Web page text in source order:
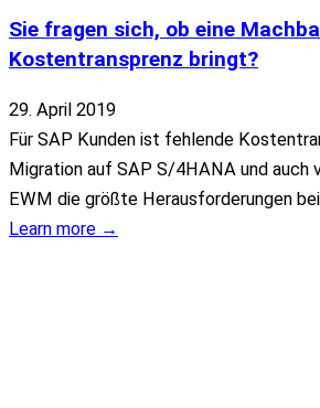
Sie fragen sich, ob eine
Kostentransprenz bringt?
29. April 2019
Für SAP Kunden ist fehlende
Migration auf SAP S/4HANA und auch
EWM die größte Herausforderungen
Learn more →